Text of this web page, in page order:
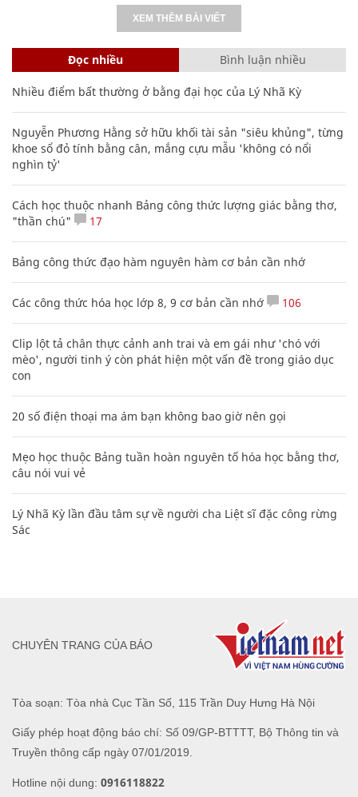
XEM THÊM BÀI VIẾT
Đọc nhiều Bình luận nhiều
Nhiều điểm bất thường ở bằng đại học của Lý Nhã Kỳ
Nguyễn Phương Hằng sở hữu khối tài sản "siêu khủng", từng
khoe sổ đỏ tính bằng cân, mắng cựu mẫu 'không có nổi
nghìn tỷ'
Cách học thuộc nhanh Bảng công thức lượng giác bằng thơ,
"thần chú"
17
Bảng công thức đạo hàm nguyên hàm cơ bản cần nhớ
Các công thức hóa học lớp 8, 9 cơ bản cần nhớ 106
Clip lột tả chân thực cảnh anh trai và em gái như 'chó với
mèo', người tinh ý còn phát hiện một vấn đề trong giáo dục
con
20 số điện thoại ma ám bạn không bao giờ nên gọi
Mẹo học thuộc Bảng tuần hoàn nguyên tố hóa học bằng thơ,
câu nói vui vẻ
Lý Nhã Kỳ lần đầu tâm sự về người cha Liệt sĩ đặc công rừng
Sác
Tòa soạn: Tòa nhà Cục Tần Số, 115 Trần Duy Hưng Hà Nội
Giấy phép hoạt động báo chí: Số 09/GP-BTTTT, Bộ Thông tin và
Truyền thông cấp ngày 07/01/2019.
Hotline nội dung: 0916118822
CHUYÊN TRANG CỦA BÁO